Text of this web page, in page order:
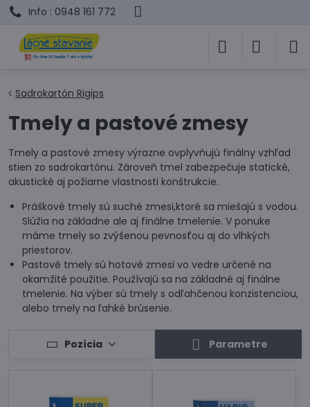
Info : 0948 161 772
Sadrokartón Rigips
Tmely a pastové zmesy
Tmely a pastové zmesy výrazne ovplyvňujú finálny vzhľad
stien zo sadrokartónu. Zároveň tmel zabezpečuje statické,
akustické aj požiarne vlastnosti konštrukcie.
Práškové tmely sú suché zmesi,ktoré sa miešajú s vodou.
Slúžia na základne ale aj finálne tmelenie. V ponuke
máme tmely so zvýšenou pevnosťou aj do vlhkých
priestorov.
Pastové tmely sú hotové zmesi vo vedre určené na
okamžité použitie. Používajú sa na základné aj finálne
tmelenie. Na výber sú tmely s odľahčenou konzistenciou,
alebo tmely na ľahké brúsenie.
Pozícia Parametre